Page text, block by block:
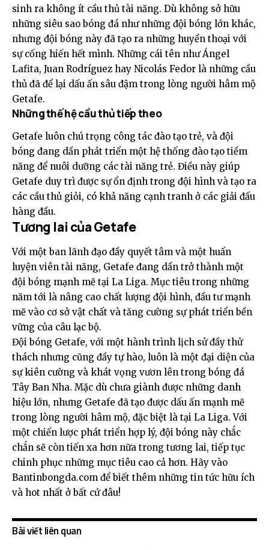
sinh ra không ít cầu thủ tài năng. Dù không sở hữu
những siêu sao bóng đá như những đội bóng lớn khác,
nhưng đội bóng này đã tạo ra những huyền thoại với
sự cống hiến hết mình. Những cái tên như Ángel
Lafita, Juan Rodríguez hay Nicolás Fedor là những cầu
thủ đã để lại dấu ấn sâu đậm trong lòng người hâm mộ
Getafe.
Những thế hệ cầu thủ tiếp theo
Getafe luôn chú trọng công tác đào tạo trẻ, và đội
bóng đang dần phát triển một hệ thống đào tạo tiềm
năng để nuôi dưỡng các tài năng trẻ. Điều này giúp
Getafe duy trì được sự ổn định trong đội hình và tạo ra
các cầu thủ giỏi, có khả năng cạnh tranh ở các giải đấu
hàng đầu.
Tương lai của Getafe
Với một ban lãnh đạo đầy quyết tâm và một huấn
luyện viên tài năng, Getafe đang dần trở thành một
đội bóng mạnh mẽ tại La Liga. Mục tiêu trong những
năm tới là nâng cao chất lượng đội hình, đầu tư mạnh
mẽ vào cơ sở vật chất và tăng cường sự phát triển bền
vững của câu lạc bộ.
Đội bóng Getafe, với một hành trình lịch sử đầy thử
thách nhưng cũng đầy tự hào, luôn là một đại diện của
sự kiên cường và khát vọng vươn lên trong bóng đá
Tây Ban Nha. Mặc dù chưa giành được những danh
hiệu lớn, nhưng Getafe đã tạo được dấu ấn mạnh mẽ
trong lòng người hâm mộ, đặc biệt là tại La Liga. Với
một chiến lược phát triển hợp lý, đội bóng này chắc
chắn sẽ còn tiến xa hơn nữa trong tương lai, tiếp tục
chinh phục những mục tiêu cao cả hơn. Hãy vào
Bantinbongda.com để biết thêm những tin tức hữu ích
và hot nhất ở bất cứ đâu!
Bài viết liên quan